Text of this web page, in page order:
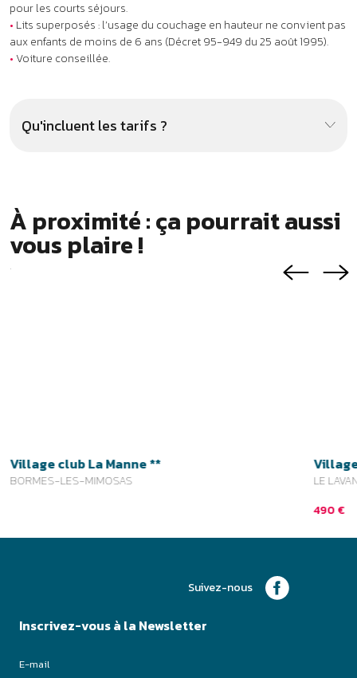
À proximité : ça pourrait aussi
vous plaire !
.
Village club La Manne **
LE